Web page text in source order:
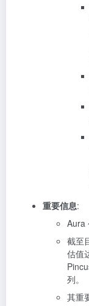
重要信息:
Aura
截至
估值
列。
其重